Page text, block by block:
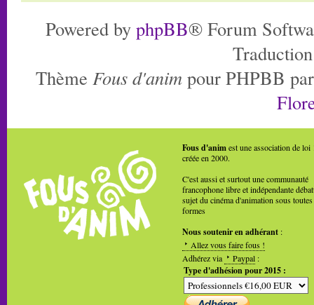
Powered by phpBB® Forum
Thème Fous d'anim pour PHPBB
Fous d'animest une association de loi
créée en 2000.
C'est aussi et surtout une communauté
francophone libre et indépendante
sujet du cinéma d'animation sous toutes
formes
Nous soutenir en adhérant :
Allez vous faire fous !
Adhérez via
Paypal :
Type d'adhésion pour 2015 :